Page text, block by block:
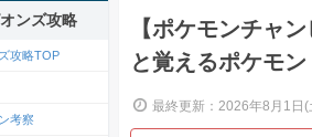
【ポケモンチャ
と覚えるポケモン
最終更新：2026年8月1日(
ンズ攻略
攻略TOP
考察